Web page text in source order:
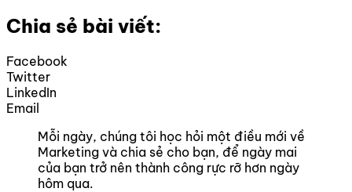
Chia sẻ bài viết:
Facebook
Twitter
LinkedIn
Email
Mỗi ngày, chúng tôi học hỏi một điều mới về
Marketing và chia sẻ cho bạn, để ngày mai
của bạn trở nên thành công rực rỡ hơn ngày
hôm qua.